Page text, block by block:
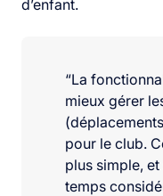
d’enfant.
“La
mieux gérer
pour le club.
plus simple,
temps